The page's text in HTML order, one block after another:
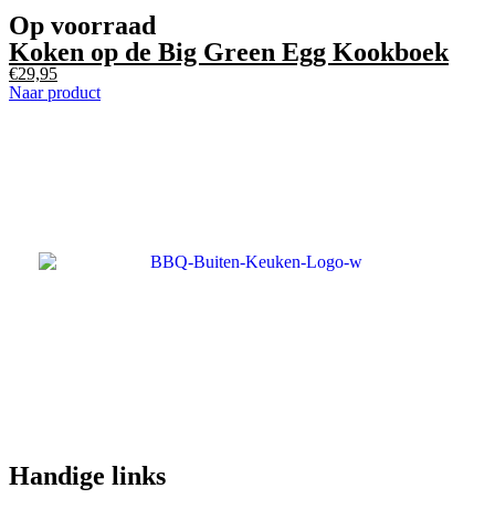
Op voorraad
Koken op de Big Green Egg Kookboek
€29,95
Naar product
Handige links